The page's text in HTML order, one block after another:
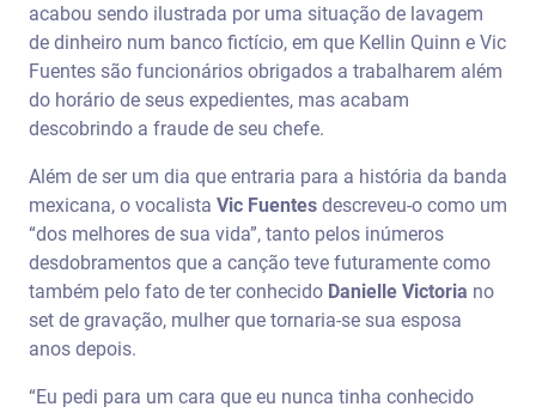
acabou sendo ilustrada por uma situação de lavagem
de dinheiro num banco fictício, em que Kellin Quinn e Vic
Fuentes são funcionários obrigados a trabalharem além
do horário de seus expedientes, mas acabam
descobrindo a fraude de seu chefe.
Além de ser um dia que entraria para a história da banda
mexicana, o vocalista Vic Fuentes descreveu-o como um
“dos melhores de sua vida”, tanto pelos inúmeros
desdobramentos que a canção teve futuramente como
também pelo fato de ter conhecido Danielle Victoria no
set de gravação, mulher que tornaria-se sua esposa
anos depois.
“Eu pedi para um cara que eu nunca tinha conhecido